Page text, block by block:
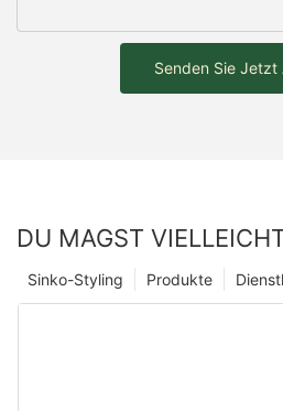
Senden Sie Jetzt
DU MAGST
Produkte
Sinko-Styling